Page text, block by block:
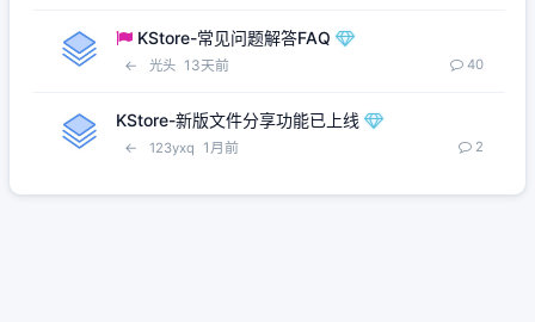
KStore-常见问题解答FAQ
← 光头 13天前 40
KStore-新版文件分享功能已上线
← 123yxq 1月前 2